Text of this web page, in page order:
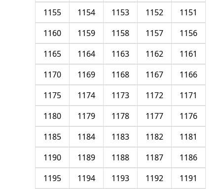
1151
1152
1153
1154
1155
1156
1157
1158
1159
1160
1161
1162
1163
1164
1165
1166
1167
1168
1169
1170
1171
1172
1173
1174
1175
1176
1177
1178
1179
1180
1181
1182
1183
1184
1185
1186
1187
1188
1189
1190
1191
1192
1193
1194
1195